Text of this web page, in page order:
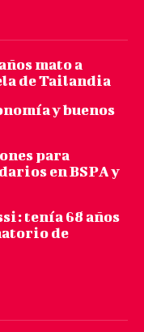
mato a
de Tailandia
y buenos
para
en BSPA y
tenía 68 años
de